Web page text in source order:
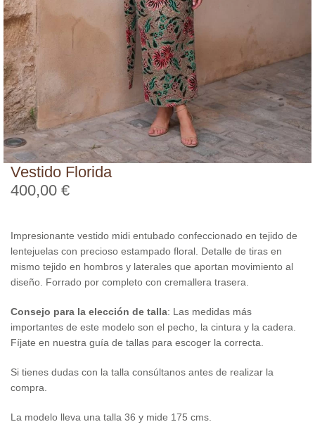
Vestido Florida
400,00 €
Impresionante vestido midi entubado confeccionado en tejido de
lentejuelas con precioso estampado floral. Detalle de tiras en
mismo tejido en hombros y laterales que aportan movimiento al
diseño. Forrado por completo con cremallera trasera.
Consejo para la elección de talla: Las medidas más
importantes de este modelo son el pecho, la cintura y la cadera.
Fíjate en nuestra guía de tallas para escoger la correcta.
Si tienes dudas con la talla consúltanos antes de realizar la
compra.
La modelo lleva una talla 36 y mide 175 cms.